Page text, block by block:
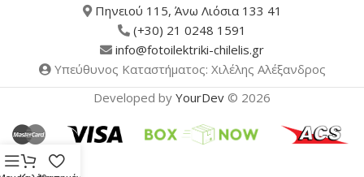
Πηνειού 115, Άνω Λιόσια 133 41
(+30) 21 0248 1591
info@fotoilektriki-chilelis.gr
Υπεύθυνος Καταστήματος: Χιλέλης Αλέξανδρος
Developed by YourDev © 2026